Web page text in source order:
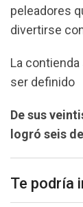
peleadores
divertirse
La contienda
ser definido
De sus
logró seis
Te podría